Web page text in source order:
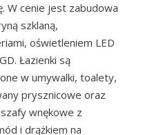
W cenie jest zabudowa
szklaną,
oświetleniem LED
Łazienki są
w umywalki, toalety,
prysznicowe oraz
wnękowe z
i drążkiem na